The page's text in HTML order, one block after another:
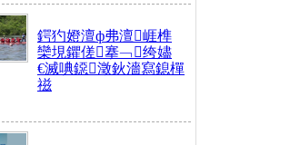
鍔犳嬁澶ф弗澶崕榫
欒垷鑺傞搴﹁绔嬧
€滅唺鐚澂鈥濇寫鎴樿
禌